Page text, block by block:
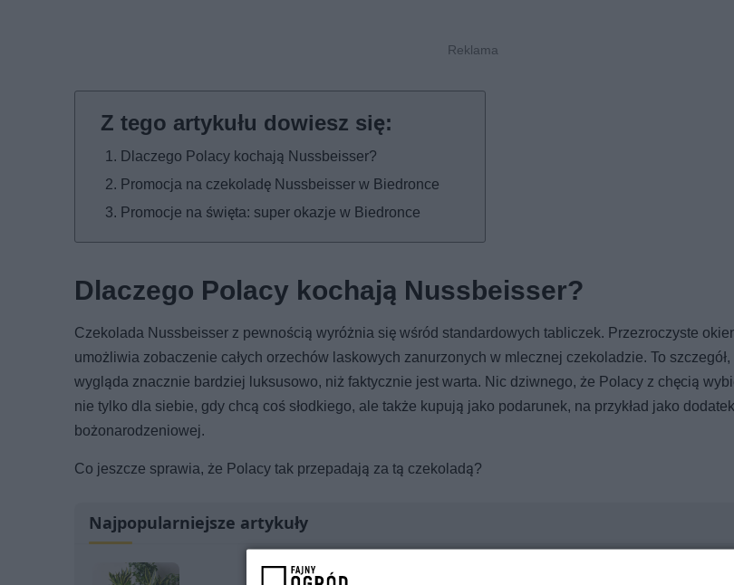
Dlaczego Polacy kochają Nussbeisser?
Promocja na czekoladę Nussbeisser w Biedronce
Promocje na święta: super okazje w Biedronce
Dlaczego Polacy kochają Nussbeisser?
Czekolada Nussbeisser z pewnością wyróżnia się wśród standardowych tabliczek. Przezroczyste
umożliwia zobaczenie całych orzechów laskowych zanurzonych w mlecznej czekoladzie. To
wygląda znacznie bardziej luksusowo, niż faktycznie jest warta. Nic dziwnego, że Polacy z chęcią
nie tylko dla siebie, gdy chcą coś słodkiego, ale także kupują jako podarunek, na przykład jako
bożonarodzeniowej.
Co jeszcze sprawia, że Polacy tak przepadają za tą czekoladą?
Najpopularniejsze artykuły